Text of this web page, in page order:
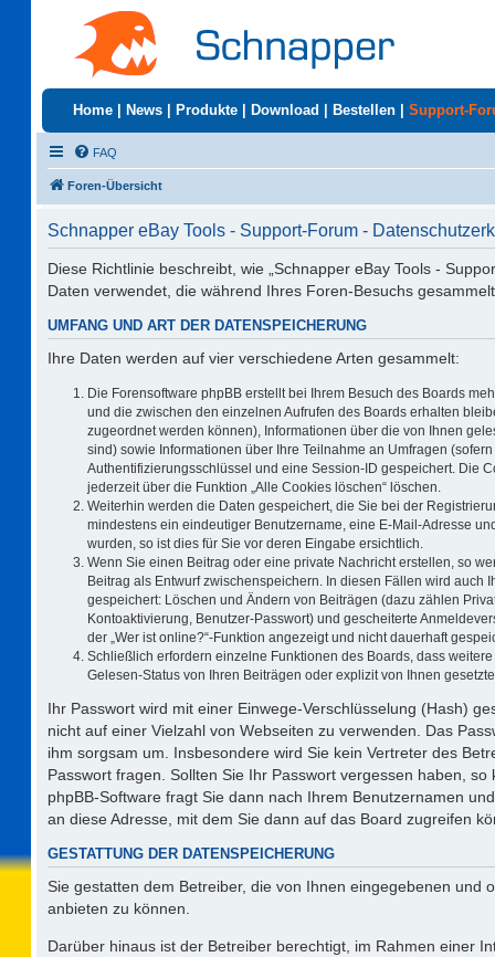
Home News Produkte Download Bestellen Support-
FAQ
Foren-Übersicht
Schnapper eBay Tools - Support-Forum -
Diese Richtlinie beschreibt, wie „Schnapper eBay Tools -
Daten verwendet, die während Ihres Foren-Besuchs
UMFANG UND ART DER DATENSPEICHERUNG
Ihre Daten werden auf vier verschiedene Arten gesammelt:
Die Forensoftware phpBB erstellt bei Ihrem Besuch des Boards
und die zwischen den einzelnen Aufrufen des Boards erhalten
zugeordnet werden können), Informationen über die von Ihnen
sind) sowie Informationen über Ihre Teilnahme an Umfragen
Authentifizierungsschlüssel und eine Session-ID gespeichert. Die
jederzeit über die Funktion „Alle Cookies löschen“ löschen.
Weiterhin werden die Daten gespeichert, die Sie bei der
mindestens ein eindeutiger Benutzername, eine E-Mail-Adresse
wurden, so ist dies für Sie vor deren Eingabe ersichtlich.
Wenn Sie einen Beitrag oder eine private Nachricht erstellen, so
Beitrag als Entwurf zwischenspeichern. In diesen Fällen wird
gespeichert: Löschen und Ändern von Beiträgen (dazu zählen
Kontoaktivierung, Benutzer-Passwort) und gescheiterte
der „Wer ist online?“-Funktion angezeigt und nicht dauerhaft
Schließlich erfordern einzelne Funktionen des Boards, dass
Gelesen-Status von Ihren Beiträgen oder explizit von Ihnen
Ihr Passwort wird mit einer Einwege-Verschlüsselung (Hash)
nicht auf einer Vielzahl von Webseiten zu verwenden. Das
ihm sorgsam um. Insbesondere wird Sie kein Vertreter des
Passwort fragen. Sollten Sie Ihr Passwort vergessen haben,
phpBB-Software fragt Sie dann nach Ihrem Benutzernamen
an diese Adresse, mit dem Sie dann auf das Board zugreifen
GESTATTUNG DER DATENSPEICHERUNG
Sie gestatten dem Betreiber, die von Ihnen eingegebenen
anbieten zu können.
Darüber hinaus ist der Betreiber berechtigt, im Rahmen einer